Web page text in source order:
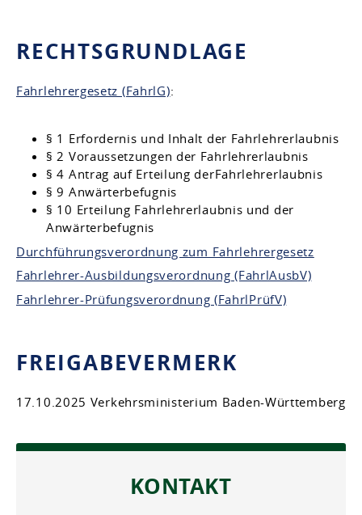
RECHTSGRUNDLAGE
Fahrlehrergesetz (FahrlG):
§ 1 Erfordernis und Inhalt der Fahrlehrerlaubnis
§ 2 Voraussetzungen der Fahrlehrerlaubnis
§ 4 Antrag auf Erteilung derFahrlehrerlaubnis
§ 9 Anwärterbefugnis
§ 10 Erteilung Fahrlehrerlaubnis und der
Anwärterbefugnis
Durchführungsverordnung zum Fahrlehrergesetz
Fahrlehrer-Ausbildungsverordnung (FahrlAusbV)
Fahrlehrer-Prüfungsverordnung (FahrlPrüfV)
FREIGABEVERMERK
17.10.2025 Verkehrsministerium Baden-Württemberg
KONTAKT